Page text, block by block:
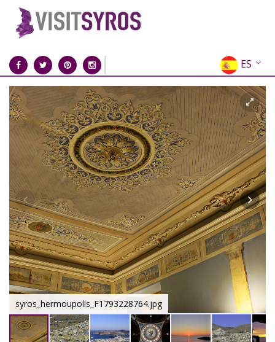
ES
EN
EL
FR
DE
IT
RU
CN
syros_hermoupolis_F1793228764.jpg